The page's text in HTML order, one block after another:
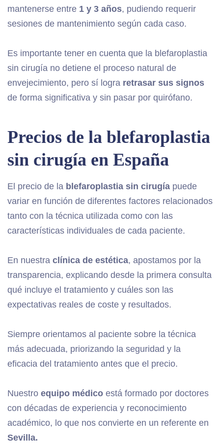
mantenerse entre 1 y 3 años, pudiendo requerir
sesiones de mantenimiento según cada caso.
Es importante tener en cuenta que la blefaroplastia
sin cirugía no detiene el proceso natural de
envejecimiento, pero sí logra retrasar sus signos
de forma significativa y sin pasar por quirófano.
Precios de la blefaroplastia
sin cirugía en España
El precio de la blefaroplastia sin cirugía puede
variar en función de diferentes factores relacionados
tanto con la técnica utilizada como con las
características individuales de cada paciente.
En nuestra clínica de estética, apostamos por la
transparencia, explicando desde la primera consulta
qué incluye el tratamiento y cuáles son las
expectativas reales de coste y resultados.
Siempre orientamos al paciente sobre la técnica
más adecuada, priorizando la seguridad y la
eficacia del tratamiento antes que el precio.
Nuestro equipo médico está formado por doctores
con décadas de experiencia y reconocimiento
académico, lo que nos convierte en un referente en
Sevilla.